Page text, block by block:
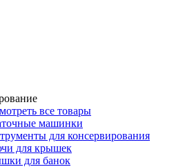
все товары
машинки
для консервирования
для крышек
для банок